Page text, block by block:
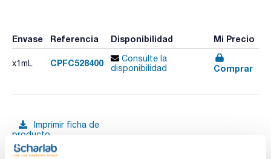
Envase Referencia Disponibilidad Mi Precio
x1mL CPFC528400
Consulte la
disponibilidad
Comprar
Imprimir ficha de
producto
Características
Disolvente : -